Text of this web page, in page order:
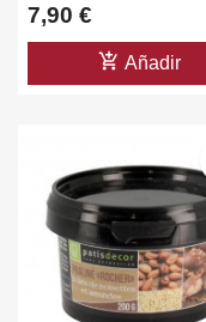
7,90 €
add_shopping_cart Añadir